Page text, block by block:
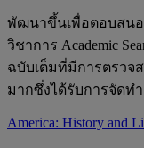
พัฒนาขึ้นเพื่อตอบสนอ
วิชาการ Academic
ฉบับเต็มที่มีการตรวจ
มากซึ่งได้รับการจัดท
America: History and